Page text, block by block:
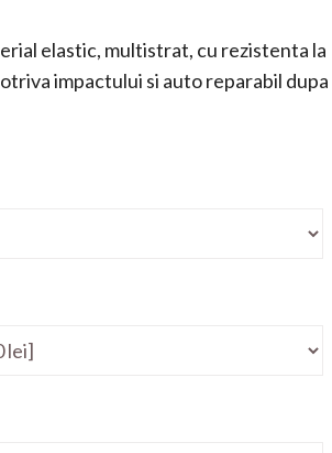
elastic, multistrat, cu rezistenta la
impactului si auto reparabil dupa